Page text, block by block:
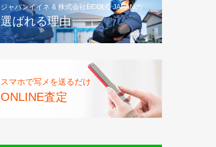
ジャパンイイネ & 株式会社ECOLO JAPANの
選ばれる理由
スマホで写メを送るだけ
ONLINE査定